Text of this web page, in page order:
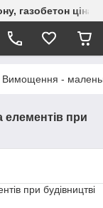
газобетон
Вимощення -
при